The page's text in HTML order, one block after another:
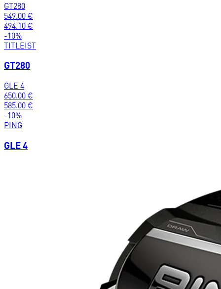
GT280
549.00 €
494.10 €
-10%
TITLEIST
GT280
GLE 4
650.00 €
585.00 €
-10%
PING
GLE 4